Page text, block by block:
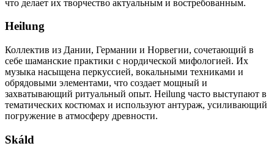
что делает их творчество актуальным и востребованным.
Heilung
Коллектив из Дании, Германии и Норвегии, сочетающий в
себе шаманские практики с нордической мифологией. Их
музыка насыщена перкуссией, вокальными техниками и
обрядовыми элементами, что создает мощный и
захватывающий ритуальный опыт. Heilung часто выступают в
тематических костюмах и используют антураж, усиливающий
погружение в атмосферу древности.
Skáld